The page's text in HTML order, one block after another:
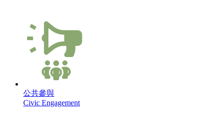
公共參與
Civic Engagement